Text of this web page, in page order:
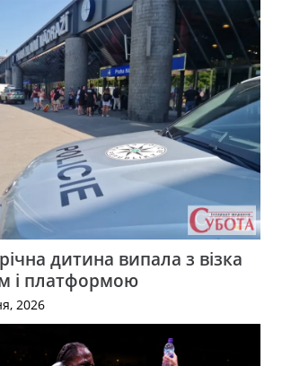
дитина випала з візка
і платформою
2026